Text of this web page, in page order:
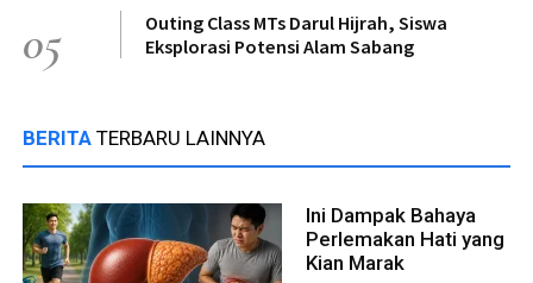
05
Outing Class MTs Darul Hijrah, Siswa
Eksplorasi Potensi Alam Sabang
BERITA TERBARU LAINNYA
Ini Dampak Bahaya
Perlemakan Hati yang
Kian Marak